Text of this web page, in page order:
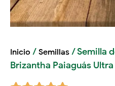
Inicio / Semillas / Semilla
Brizantha Paiaguás